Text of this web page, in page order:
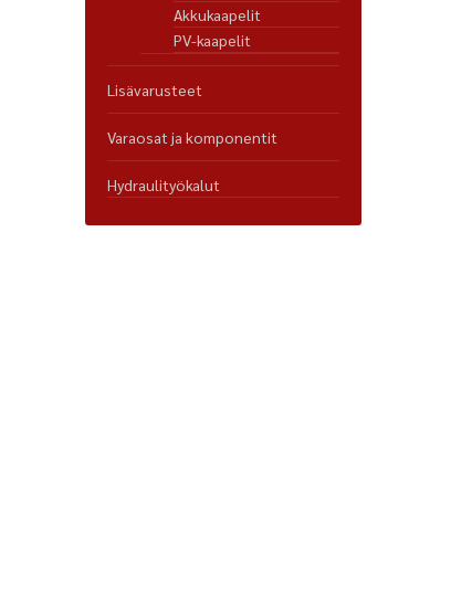
Akkukaapelit
PV-kaapelit
Lisävarusteet
Varaosat ja komponentit
Hydraulityökalut